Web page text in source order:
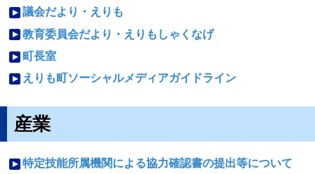
議会だより・えりも
教育委員会だより・えりもしゃくなげ
町長室
えりも町ソーシャルメディアガイドライン
産業
特定技能所属機関による協力確認書の提出等について